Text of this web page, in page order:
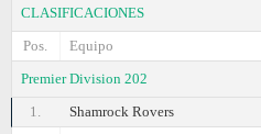
CLASIFICACIONES
Pos.
Equipo
Premier Division 202
1.
Shamrock Rovers